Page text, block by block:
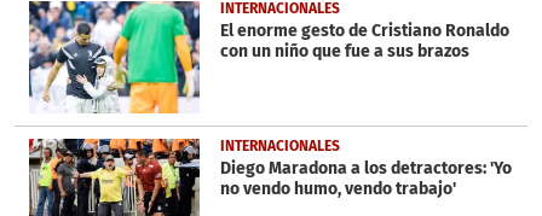
INTERNACIONALES
El enorme gesto de Cristiano Ronaldo
con un niño que fue a sus brazos
INTERNACIONALES
Diego Maradona a los detractores: 'Yo
no vendo humo, vendo trabajo'